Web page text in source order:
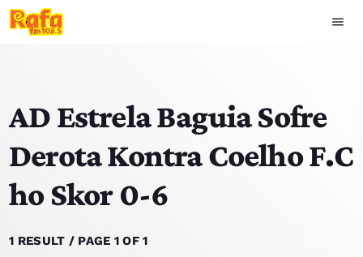
menu
play_arrow OUVIR RAFA
HOME
NOTISIA
AD Estrela Baguia Sofre
Derota Kontra Coelho F.C
ho Skor 0-6
1 RESULT / PAGE 1 OF 1